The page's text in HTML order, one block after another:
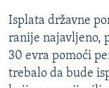
Isplata državne
ranije najavljeno,
30 evra pomoći
trebalo da bude